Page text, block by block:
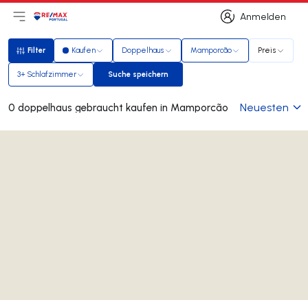
Anmelden
Anmelden
Hauptmenü öffnen
LogoZur Startseite
Filter
Filter Kaufen Doppelhaus Mamporcão Preis
3+ Schlafzimmer Suche speichern
Suche speichern
0 doppelhaus gebraucht kaufen in Mamporcão Neuesten